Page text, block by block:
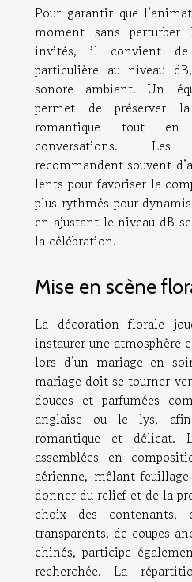
Pour garantir que
moment sans
invités, il convient
particulière au niveau
sonore ambiant. Un
permet de préserver
romantique tout
conversations.
recommandent souvent
lents pour favoriser la
plus rythmés pour
en ajustant le niveau dB
la célébration.
Mise en scène
La décoration florale
instaurer une atmosphère
lors d’un mariage en
mariage doit se tourner
douces et parfumées
anglaise ou le lys,
romantique et délicat.
assemblées en
aérienne, mêlant
donner du relief et de la
choix des contenants,
transparents, de coupes
chinés, participe
recherchée. La